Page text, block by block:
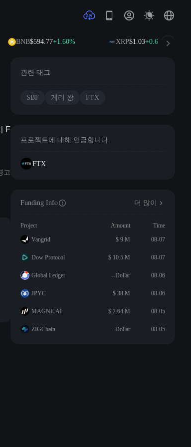
BNB$594.77+1.60% XRP$1.03+0.67%
F
고
관련 태그
SBF 게리 왕 FTX
프로젝트에 대해 언급합니다.
FTX
Funding Info 더 많이
Project Amount
Time
Vangrid
$ 9 M 08-07
Dow Protocol $ 10.5 M 08-07
Global Ledger --Dollar 08-06
JPYC $ 38 M 08-06
MAGNE.AI $ 2.64 M 08-05
ZIGChain --Dollar 08-05